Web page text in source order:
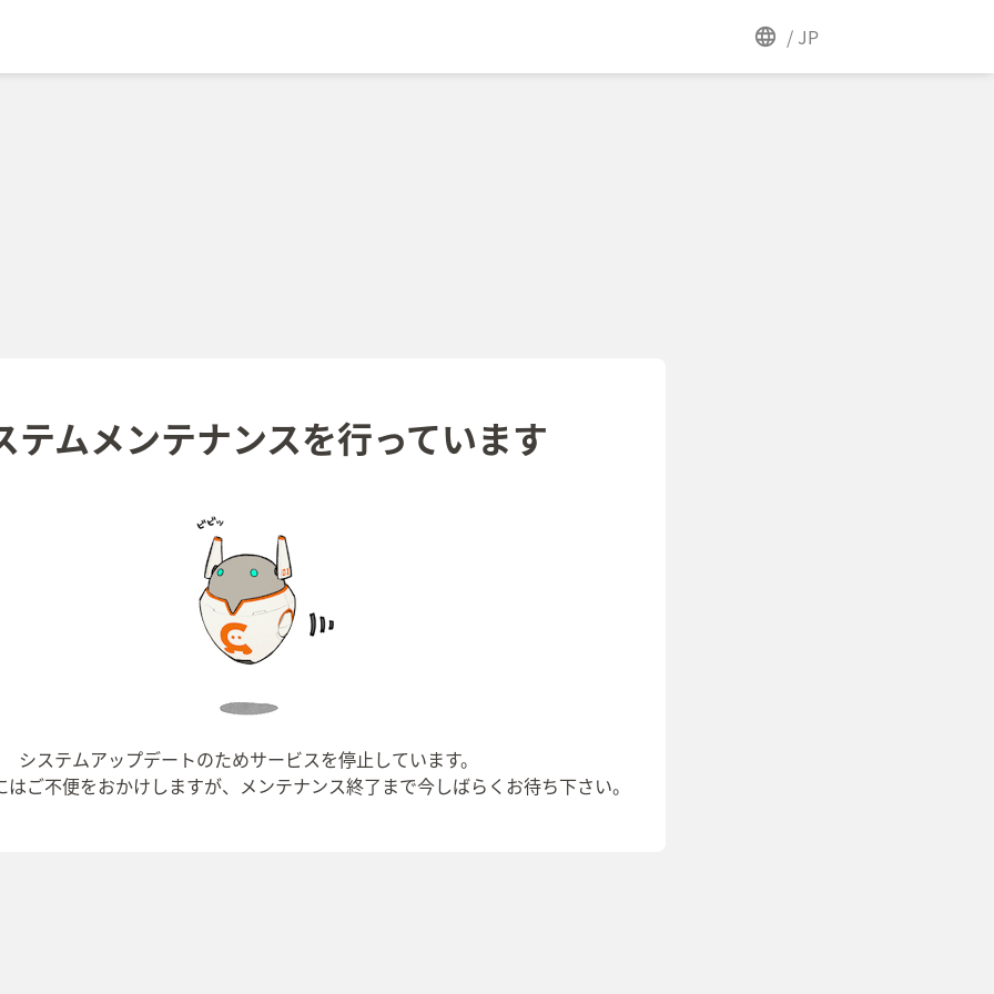
/ JP
テムメンテナンスを行っています
システムアップデートのためサービスを停止しています。
ご不便をおかけしますが、メンテナンス終了まで今しばらくお待ち下さい。